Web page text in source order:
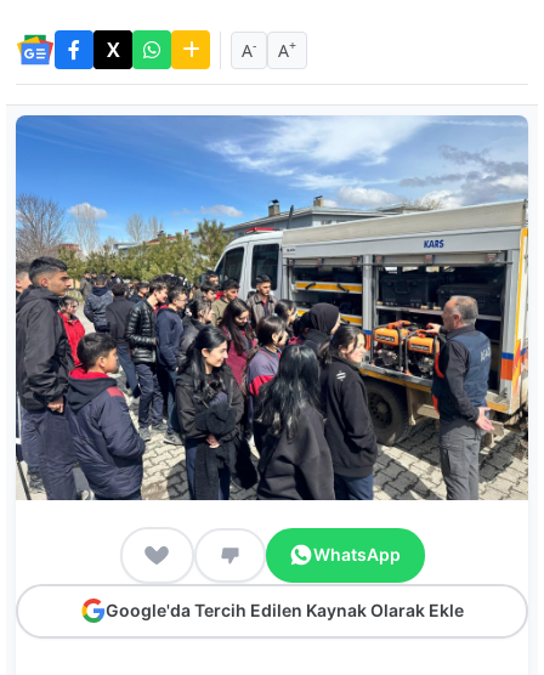
A- A+
WhatsApp
Google'da Tercih Edilen Kaynak Olarak Ekle